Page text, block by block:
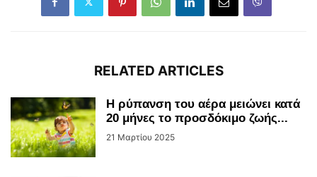
RELATED ARTICLES
Η ρύπανση του αέρα μειώνει κατά
20 μήνες το προσδόκιμο ζωής...
21 Μαρτίου 2025